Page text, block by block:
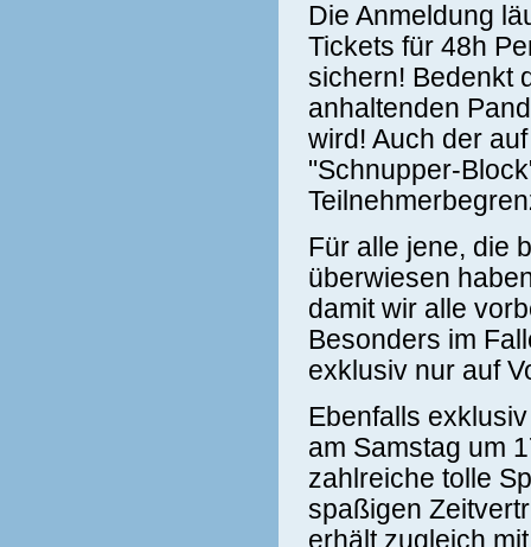
Die Anmeldung
Tickets für 48h
sichern! Bedenkt
anhaltenden
wird! Auch der
"Schnupper-
Für alle jene, die
überwiesen
damit wir alle
Besonders im
exklusiv nur auf
Ebenfalls
am Samstag um
zahlreiche tolle
spaßigen
erhält zugleich